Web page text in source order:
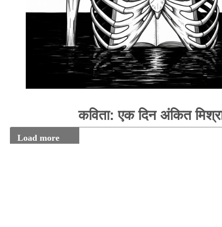
कविता: एक दिन अंकित
Load more